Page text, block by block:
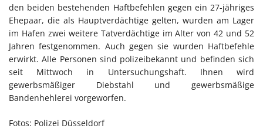
den beiden bestehenden Haftbefehlen gegen ein 27-jähriges
Ehepaar, die als Hauptverdächtige gelten, wurden am Lager
im Hafen zwei weitere Tatverdächtige im Alter von 42 und 52
Jahren festgenommen. Auch gegen sie wurden Haftbefehle
erwirkt. Alle Personen sind polizeibekannt und befinden sich
seit Mittwoch in Untersuchungshaft. Ihnen wird
gewerbsmäßiger Diebstahl und gewerbsmäßige
Bandenhehlerei vorgeworfen.
Fotos: Polizei Düsseldorf